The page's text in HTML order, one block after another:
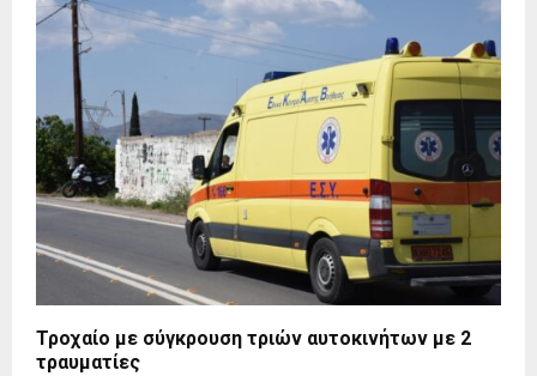
Τροχαίο με σύγκρουση τριών αυτοκινήτων με 2
τραυματίες